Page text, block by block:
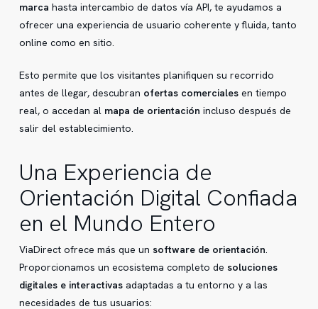
marca hasta intercambio de datos vía API, te ayudamos a
ofrecer una experiencia de usuario coherente y fluida, tanto
online como en sitio.
Esto permite que los visitantes planifiquen su recorrido
antes de llegar, descubran ofertas comercialesen tiempo
real, o accedan al mapa de orientación incluso después de
salir del establecimiento.
Una Experiencia de
Orientación Digital Confiada
en el Mundo Entero
ViaDirect ofrece más que un software de orientación.
Proporcionamos un ecosistema completo de soluciones
digitales e interactivasadaptadas a tu entorno y a las
necesidades de tus usuarios: